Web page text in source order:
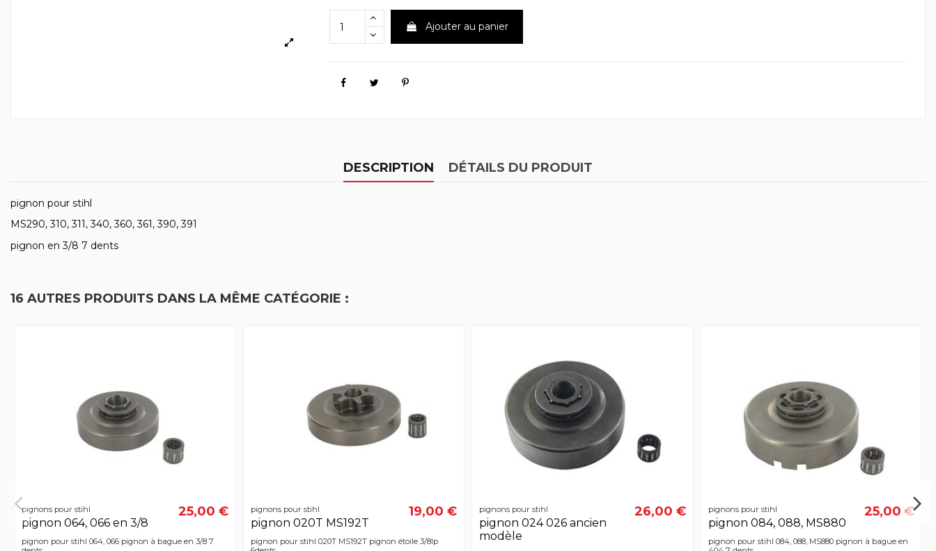
Ajouter au panier
DESCRIPTION DÉTAILS DU PRODUIT
pignon pour stihl
MS290, 310, 311, 340, 360, 361, 390, 391
pignon en 3/8 7 dents
16 AUTRES PRODUITS DANS LA MÊME CATÉGORIE :
pignons pour stihl
pignon 064, 066 en 3/8
25,00 €
pignon pour stihl 064, 066 pignon à bague en 3/8 7
pignons pour stihl
pignon 020T MS192T
19,00 €
pignon pour stihl 020T MS192T pignon étoile 3/8lp
pignons pour stihl
pignon 024 026 ancien
modèle
26,00 € pignons pour stihl
pignon 084, 088, MS880
25,00 €
pignon pour stihl 084, 088, MS880 pignon à bague en